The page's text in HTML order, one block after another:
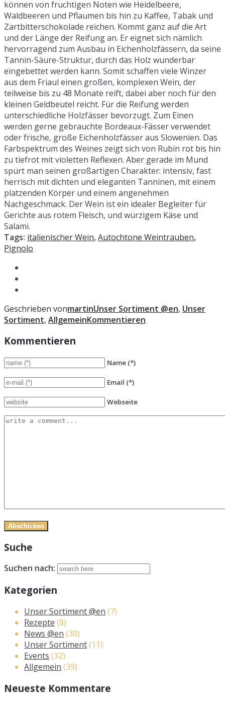
können von fruchtigen Noten wie Heidelbeere,
Waldbeeren und Pflaumen bis hin zu Kaffee, Tabak und
Zartbitterschokolade reichen. Kommt ganz auf die Art
und der Länge der Reifung an. Er eignet sich nämlich
hervorragend zum Ausbau in Eichenholzfässern, da seine
Tannin-Säure-Struktur, durch das Holz wunderbar
eingebettet werden kann. Somit schaffen viele Winzer
aus dem Friaul einen großen, komplexen Wein, der
teilweise bis zu 48 Monate reift, dabei aber noch für den
kleinen Geldbeutel reicht. Für die Reifung werden
unterschiedliche Holzfässer bevorzugt. Zum Einen
werden gerne gebrauchte Bordeaux-Fässer verwendet
oder frische, große Eichenholzfässer aus Slowenien. Das
Farbspektrum des Weines zeigt sich von Rubin rot bis hin
zu tiefrot mit violetten Reflexen. Aber gerade im Mund
spürt man seinen großartigen Charakter: intensiv, fast
herrisch mit dichten und eleganten Tanninen, mit einem
platzenden Körper und einem angenehmen
Nachgeschmack. Der Wein ist ein idealer Begleiter für
Gerichte aus rotem Fleisch, und würzigem Käse und
Salami.
Tags: italienischer Wein,Autochtone Weintrauben,
Pignolo
Geschrieben vonmartinUnser Sortiment @en, Unser
Sortiment, AllgemeinKommentieren
Kommentieren
Name (*)
Email (*)
Webseite
Suche
Suchen nach:
Kategorien
Unser Sortiment @en (7)
Rezepte (8)
News @en (30)
Unser Sortiment(11)
Events (32)
Allgemein (39)
Neueste Kommentare